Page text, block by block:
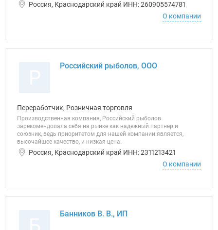
Россия, Краснодарский край ИНН: 260905574781
О компании
Российский рыболов, ООО
Переработчик, Розничная торговля
Производственная компания, Российский рыболов
зарекомендовала себя на рынке как надежный партнер и
союзник, ведь приоритетом для нашей компании является,
высочайшее качество, и низкая цена.
Россия, Краснодарский край ИНН: 2311213421
О компании
Банников В. В., ИП